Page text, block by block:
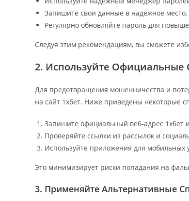
Запишите свои данные в надежное место,
Регулярно обновляйте пароль для
Следуя этим рекомендациям, вы сможете
2. Используйте Официальные
Для предотвращения мошенничества и
на сайт 1хбет. Ниже приведены некоторые
Запишите официальный веб-адрес 1хбет
Проверяйте ссылки из рассылок и
Используйте приложения для мобильных
Это минимизирует риски попадания на
3. Применяйте Альтернативные